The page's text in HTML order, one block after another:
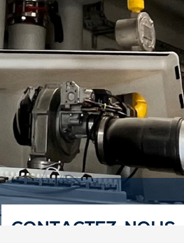
CONTACTEZ-NOUS